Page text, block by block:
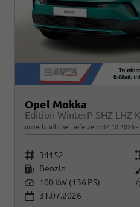
Opel Mokka
unverbindliche Lieferzeit: 07.10.2026
Fahrzeugnr. 34152
Kraftstoff Benzin
Leistung 100 kW (136 PS)
31.07.2026